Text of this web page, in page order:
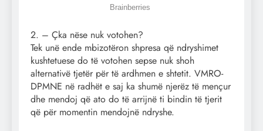
2. – Çka nëse nuk votohen?
Tek unë ende mbizotëron shpresa që ndryshimet
kushtetuese do të votohen sepse nuk shoh
alternativë tjetër për të ardhmen e shtetit. VMRO-
DPMNE në radhët e saj ka shumë njerëz të mençur
dhe mendoj që ato do të arrijnë ti bindin të tjerit
që për momentin mendojnë ndryshe.